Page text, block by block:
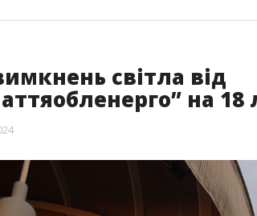
світла від
на 18